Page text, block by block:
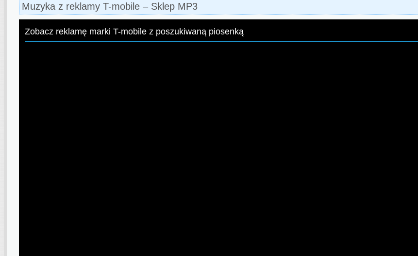
Muzyka z reklamy T-mobile – Sklep MP3
Zobacz reklamę marki T-mobile z poszukiwaną piosenką